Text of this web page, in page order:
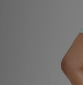
Download JD app'en